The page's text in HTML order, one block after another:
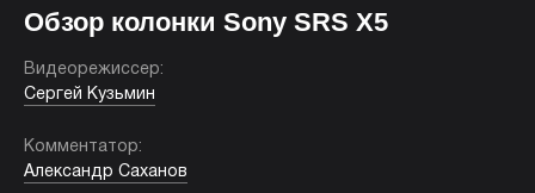
Обзор колонки Sony SRS X5
Видеорежиссер:
Сергей Кузьмин
Комментатор:
Александр Саханов